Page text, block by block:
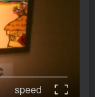
speed